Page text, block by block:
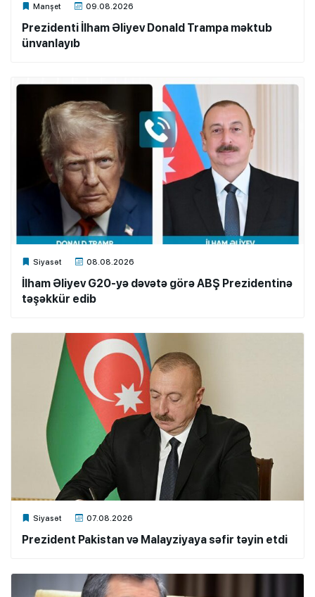
Manşet 09.08.2026
Xalq.Online
Prezidenti İlham Əliyev Donald Trampa məktub
ünvanlayıb
Siyasət 08.08.2026
Xalq.Online
İlham Əliyev G20-yə dəvətə görə ABŞ Prezidentinə
təşəkkür edib
Siyasət 07.08.2026
Xalq.Online
Prezident Pakistan və Malayziyaya səfir təyin etdi